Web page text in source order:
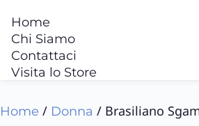
Home
Chi Siamo
Contattaci
Visita lo Store
Home / Donna / Brasiliano